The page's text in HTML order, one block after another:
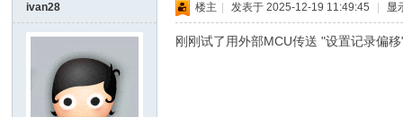
ivan28 楼主 发表于 2025-12-19 11:49:45 显
刚刚试了用外部MCU传送 "设置记录偏